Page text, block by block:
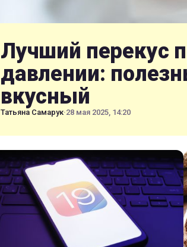
Лучший перекус
давлении:
вкусный
Татьяна Самарук·28 мая 2025, 14:20